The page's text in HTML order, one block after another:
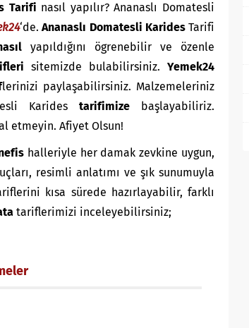
Tarifi nasıl yapılır? Ananaslı Domatesli
‘de.Ananaslı Domatesli KaridesTarifi
yapıldığını ögrenebilir ve özenle
sitemizde bulabilirsiniz. Yemek24
lerinizi paylaşabilirsiniz. Malzemeleriniz
Karidestarifimize başlayabiliriz.
etmeyin. Afiyet Olsun!
halleriyle her damak zevkine uygun,
resimli anlatımı ve şık sunumuyla
kısa sürede hazırlayabilir, farklı
tariflerimizi inceleyebilirsiniz;